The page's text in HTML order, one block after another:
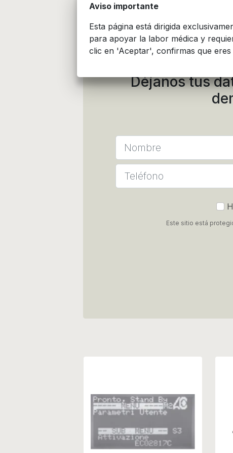
Déjanos tus
Este sitio está
Aviso importante
Esta página está dirigida
para apoyar la labor médica y
clic en 'Aceptar', confirmas que